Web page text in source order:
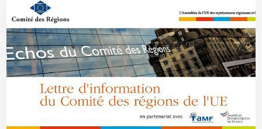
22 Mars 2013 - Réf: BW11803